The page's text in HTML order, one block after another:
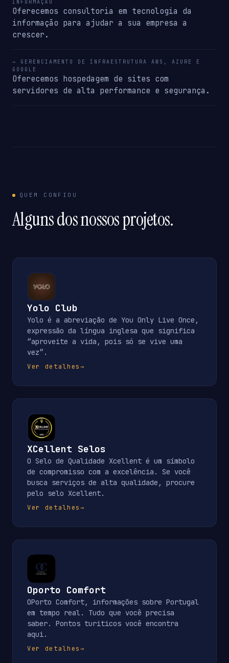
INFORMAÇÃO
Oferecemos consultoria em tecnologia da
informação para ajudar a sua empresa a
crescer.
→ GERENCIAMENTO DE INFRAESTRUTURA AWS, AZURE E
GOOGLE
Oferecemos hospedagem de sites com
servidores de alta performance e segurança.
QUEM CONFIOU
Alguns dos nossos projetos.
Yolo Club
Yolo é a abreviação de You Only Live Once,
expressão da língua inglesa que significa
“aproveite a vida, pois só se vive uma
vez”.
Ver detalhes→
XCellent Selos
O Selo de Qualidade Xcellent é um símbolo
de compromisso com a excelência. Se você
busca serviços de alta qualidade, procure
pelo selo Xcellent.
Ver detalhes→
Oporto Comfort
OPorto Comfort, informações sobre Portugal
em tempo real. Tudo que você precisa
saber. Pontos turiticos você encontra
aqui.
Ver detalhes→